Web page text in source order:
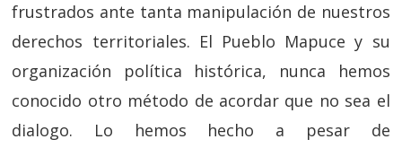
frustrados ante tanta manipulación de nuestros
derechos territoriales. El Pueblo Mapuce y su
organización política histórica, nunca hemos
conocido otro método de acordar que no sea el
dialogo. Lo hemos hecho a pesar de